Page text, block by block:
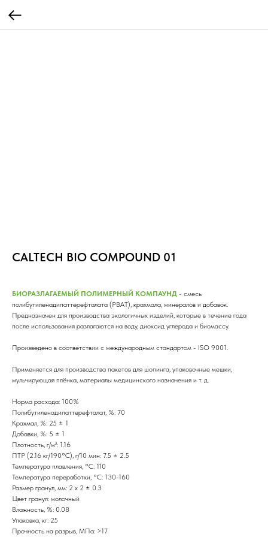
CALTECH BIO COMPOUND 01
БИОРАЗЛАГАЕМЫЙ ПОЛИМЕРНЫЙ КОМПАУНД - смесь
полибутиленадипаттерефталата (PBAT), крахмала, минералов и добавок.
Предназначен для производства экологичных изделий, которые в течение года
после использования разлагаются на воду, диоксид углерода и биомассу.
Произведено в соответствии с международным стандартом - ISO 9001.
Применяется для производства пакетов для шопинга, упаковочные мешки,
мульчирующая плёнка, материалы медицинского назначения и т. д.
Норма расхода: 100%
Полибутиленадипаттерефталат, %: 70
Крахмал, %: 25 ± 1
Добавки, %: 5 ± 1
Плотность, г/м³: 1.16
ПТР (2.16 кг/190°C), г/10 мин: 7.5 ± 2.5
Температура плавления, °C: 110
Температура переработки, °C: 130-160
Размер гранул, мм: 2 x 2 ± 0.3
Цвет гранул: молочный
Влажность, %: 0.08
Упаковка, кг: 25
Прочность на разрыв, МПа: >17